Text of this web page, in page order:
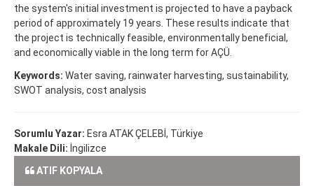
the system's initial investment is projected to have a payback
period of approximately 19 years. These results indicate that
the project is technically feasible, environmentally beneficial,
and economically viable in the long term for AÇÜ.
Keywords: Water saving, rainwater harvesting, sustainability,
SWOT analysis, cost analysis
Sorumlu Yazar: Esra ATAK ÇELEBİ, Türkiye
Makale Dili: İngilizce
ATIF KOPYALA